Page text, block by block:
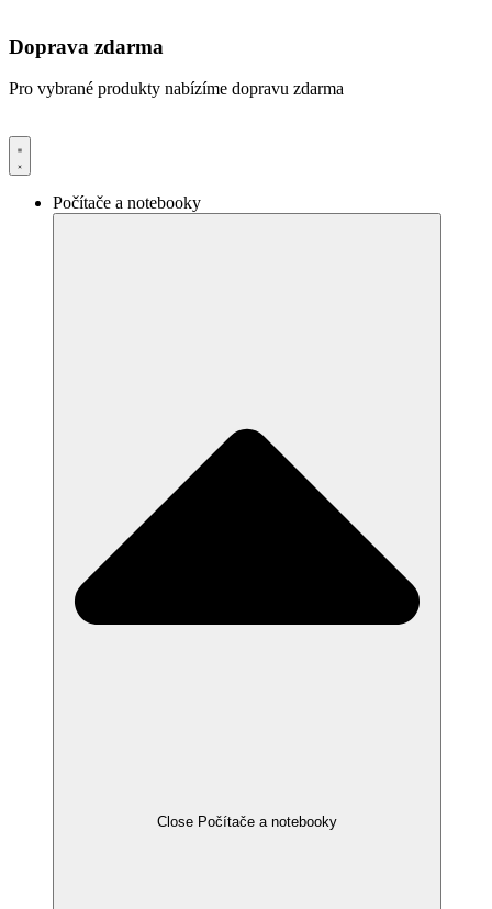
Doprava zdarma
Pro vybrané produkty nabízíme dopravu zdarma
Počítače a notebooky
Close Počítače a notebooky